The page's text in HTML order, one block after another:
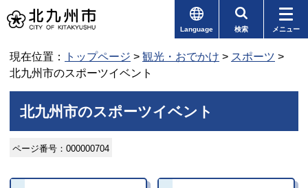
Language 検索 メニュー
現在位置： トップページ > 観光・おでかけ > スポーツ >
北九州市のスポーツイベント
北九州市のスポーツイベント
ページ番号：000000704